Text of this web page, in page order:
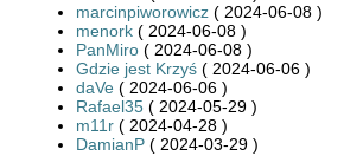
marcinpiworowicz ( 2024-06-08 )
menork ( 2024-06-08 )
PanMiro ( 2024-06-08 )
Gdzie jest Krzyś ( 2024-06-06 )
daVe ( 2024-06-06 )
Rafael35 ( 2024-05-29 )
m11r ( 2024-04-28 )
DamianP ( 2024-03-29 )